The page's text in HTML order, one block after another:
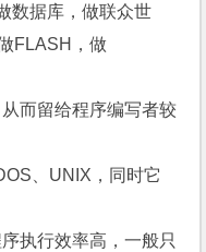
数据库，做联众世
FLASH，做
而留给程序编写者较
、UNIX，同时它
执行效率高，一般只